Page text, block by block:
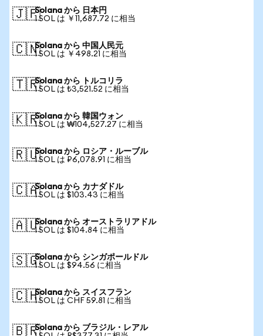
🇯🇵Solana から 日本円
1 SOL は ￥11,687.72 に相当
🇨🇳Solana から 中国人民元
1 SOL は ￥498.21 に相当
🇹🇷Solana から トルコリラ
1 SOL は ₺3,521.52 に相当
🇰🇷Solana から 韓国ウォン
1 SOL は ₩104,527.27 に相当
🇷🇺Solana から ロシア・ルーブル
1 SOL は ₽6,078.91 に相当
🇨🇦Solana から カナダドル
1 SOL は $103.43 に相当
🇦🇺Solana から オーストラリアドル
1 SOL は $104.84 に相当
🇸🇬Solana から シンガポールドル
1 SOL は $94.56 に相当
🇨🇭Solana から スイスフラン
1 SOL は CHF 59.81 に相当
🇧🇷Solana から ブラジル・レアル